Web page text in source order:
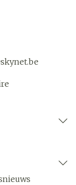
skynet.be